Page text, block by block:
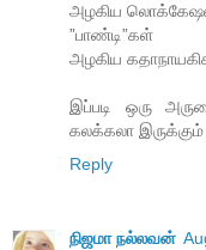
அழகிய லொக்கேஷன்
”பாண்டி”கள்
அழகிய
இப்படி ஒரு
கலக்கலா இருக்கும்
Reply
நிஜமா நல்லவன்